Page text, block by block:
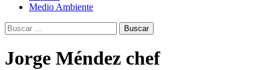
Medio Ambiente
Buscar:
Jorge Méndez chef